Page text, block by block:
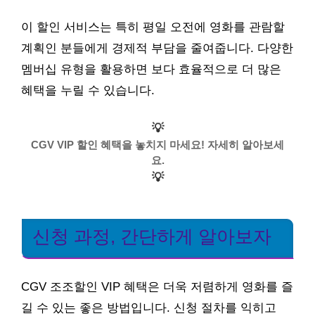
이 할인 서비스는 특히 평일 오전에 영화를 관람할
계획인 분들에게 경제적 부담을 줄여줍니다. 다양한
멤버십 유형을 활용하면 보다 효율적으로 더 많은
혜택을 누릴 수 있습니다.
💡
CGV VIP 할인 혜택을 놓치지 마세요! 자세히 알아보세
요.
💡
신청 과정, 간단하게 알아보자
CGV 조조할인 VIP 혜택은 더욱 저렴하게 영화를 즐
길 수 있는 좋은 방법입니다. 신청 절차를 익히고